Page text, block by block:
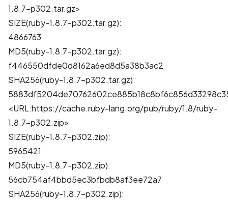
1.8.7-p302.tar.gz>
SIZE(ruby-1.8.7-p302.tar.gz):
4866763
MD5(ruby-1.8.7-p302.tar.gz):
f446550dfde0d8162a6ed8d5a38b3ac2
SHA256(ruby-1.8.7-p302.tar.gz):
<URL:https://cache.ruby-lang.org/pub/ruby/1.8/ruby-
1.8.7-p302.zip>
SIZE(ruby-1.8.7-p302.zip):
5965421
MD5(ruby-1.8.7-p302.zip):
56cb754af4bbd5ec3bfbdb8af3ee72a7
SHA256(ruby-1.8.7-p302.zip):